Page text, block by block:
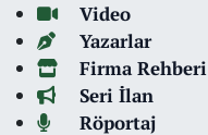
Video
Yazarlar
Firma Rehberi
Seri İlan
Röportaj